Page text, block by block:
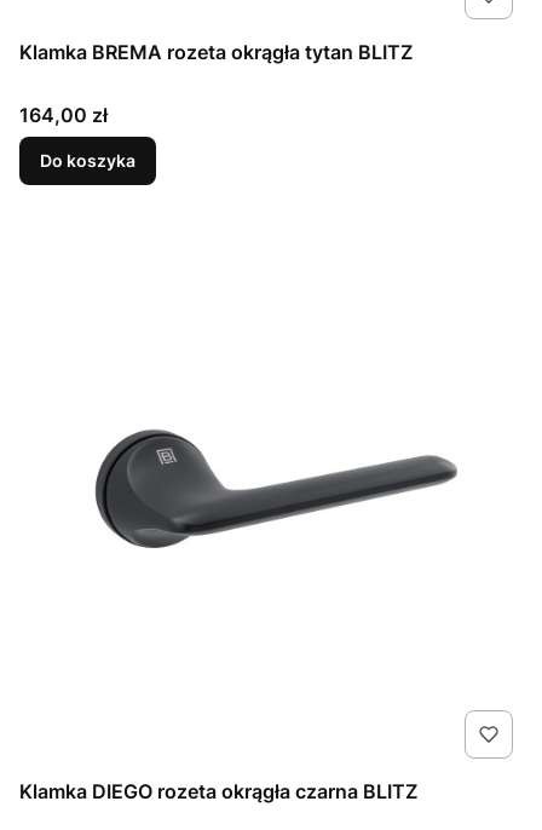
Klamka BREMA rozeta okrągła tytan BLITZ
Cena
164,00 zł
Do koszyka
Klamka DIEGO rozeta okrągła czarna BLITZ